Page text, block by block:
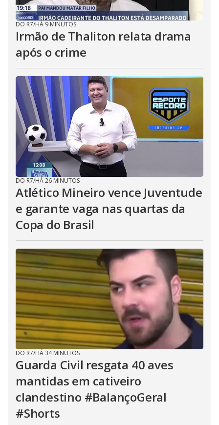
DO R7/HÁ 9 MINUTOS
Irmão de Thaliton relata drama
após o crime
DO R7/HÁ 26 MINUTOS
Atlético Mineiro vence Juventude
e garante vaga nas quartas da
Copa do Brasil
DO R7/HÁ 34 MINUTOS
Guarda Civil resgata 40 aves
mantidas em cativeiro
clandestino #BalançoGeral
#Shorts